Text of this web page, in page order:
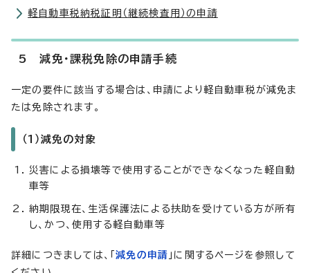
軽自動車税納税証明（継続検査用）の申請
5 減免・課税免除の申請手続
一定の要件に該当する場合は、申請により軽自動車税が減免ま
たは免除されます。
（1）減免の対象
災害による損壊等で使用することができなくなった軽自動
車等
納期限現在、生活保護法による扶助を受けている方が所有
し、かつ、使用する軽自動車等
詳細につきましては、「減免の申請 」に関するページを参照して